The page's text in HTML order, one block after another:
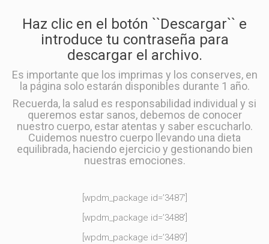
Haz clic en el botón ``Descargar`` e
introduce tu contraseña para
descargar el archivo.
Es importante que los imprimas y los conserves, en
la página solo estarán disponibles durante 1 año.
Recuerda, la salud es responsabilidad individual y si
queremos estar sanos, debemos de conocer
nuestro cuerpo, estar atentas y saber escucharlo.
Cuidemos nuestro cuerpo llevando una dieta
equilibrada, haciendo ejercicio y gestionando bien
nuestras emociones.
[wpdm_package id=’3487′]
[wpdm_package id=’3488′]
[wpdm_package id=’3489′]